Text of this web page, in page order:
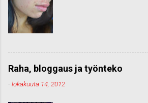
Raha, bloggaus ja työnteko
-lokakuuta 14, 2012